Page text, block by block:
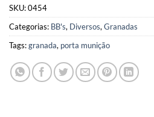
SKU:0454
Categorias: BB's, Diversos,Granadas
Tags:granada, porta munição